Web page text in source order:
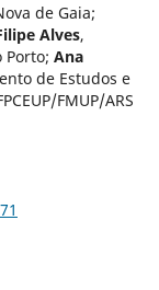
de Gaia;
Alves,
Porto; Ana
de Estudos e
FMUP/ARS